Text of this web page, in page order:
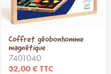
Coffret géobonhomme
magnétique
7401040
32,00 € TTC